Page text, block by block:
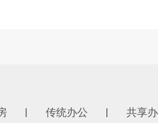
传统办公 共享